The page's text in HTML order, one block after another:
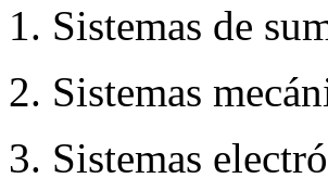
1. Sistemas de
2. Sistemas
3. Sistemas